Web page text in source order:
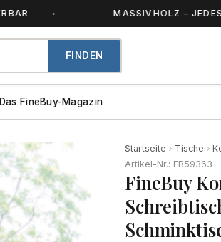
MASSIVHOLZ – JEDES
FINDEN
Das FineBuy-Magazin
Startseite Tische
Artikel-Nr.: FB59363
FineBuy